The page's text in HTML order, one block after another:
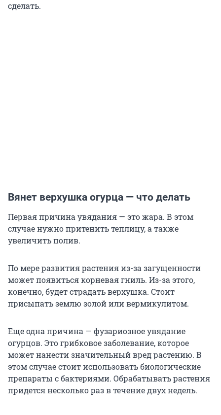
сделать.
Вянет верхушка огурца — что делать
Первая причина увядания — это жара. В этом
случае нужно притенить теплицу, а также
увеличить полив.
По мере развития растения из-за загущенности
может появиться корневая гниль. Из-за этого,
конечно, будет страдать верхушка. Стоит
присыпать землю золой или вермикулитом.
Еще одна причина — фузариозное увядание
огурцов. Это грибковое заболевание, которое
может нанести значительный вред растению. В
этом случае стоит использовать биологические
препараты с бактериями. Обрабатывать растения
придется несколько раз в течение двух недель.